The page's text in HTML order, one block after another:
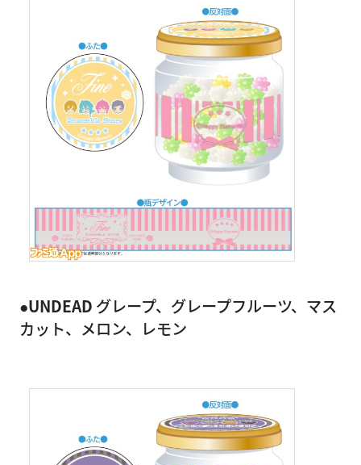
●UNDEAD グレープ、グレープフルーツ、マス
カット、メロン、レモン